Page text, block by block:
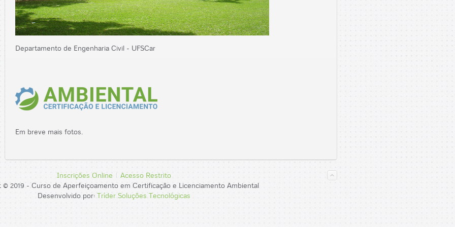
Departamento de Engenharia Civil - UFSCar
Em breve mais fotos.
Inscrições Online
Acesso Restrito
2019 - Curso de Aperfeiçoamento em Certificação e Licenciamento Ambiental
Desenvolvido por: Tríder Soluções Tecnológicas